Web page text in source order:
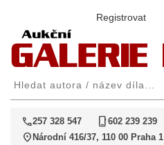
Registrovat
call257 328 547 phone_iphone602 239 239
location_on Národní 416/37, 110 00 Praha 1